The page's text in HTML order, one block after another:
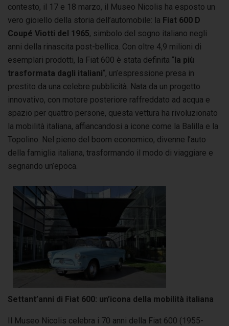
contesto, il 17 e 18 marzo, il Museo Nicolis ha esposto un
vero gioiello della storia dell’automobile: la Fiat 600 D
Coupé Viotti del 1965, simbolo del sogno italiano negli
anni della rinascita post-bellica. Con oltre 4,9 milioni di
esemplari prodotti, la Fiat 600 è stata definita “la più
trasformata dagli italiani“, un’espressione presa in
prestito da una celebre pubblicità. Nata da un progetto
innovativo, con motore posteriore raffreddato ad acqua e
spazio per quattro persone, questa vettura ha rivoluzionato
la mobilità italiana, affiancandosi a icone come la Balilla e la
Topolino. Nel pieno del boom economico, divenne l’auto
della famiglia italiana, trasformando il modo di viaggiare e
segnando un’epoca.
Settant’anni di Fiat 600: un’icona della mobilità italiana
Il Museo Nicolis celebra i 70 anni della Fiat 600 (1955-